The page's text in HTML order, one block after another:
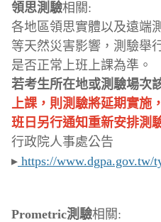
領思測驗相關:
各地區領思實體以及遠端
等天然災害影響，測驗舉
是否正常上班上課為準。
若考生所在地或測驗場次
上課，則測驗將延期實施
班日另行通知重新安排測
行政院人事處公告
▸ https://www.dgpa.gov.tw/
Prometric測驗相關: